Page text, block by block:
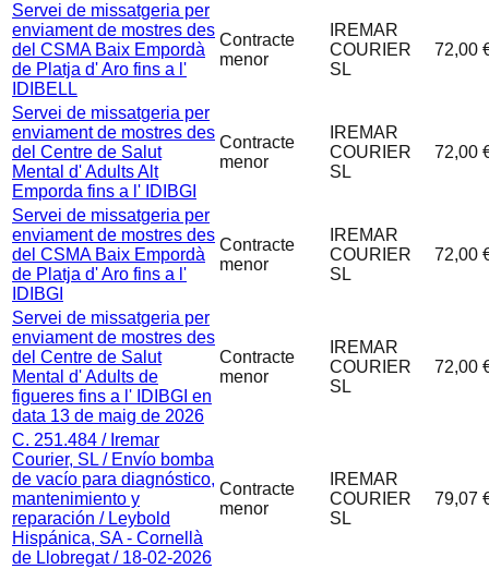
Servei de missatgeria per
enviament de mostres des
del CSMA Baix Empordà
de Platja d' Aro fins a l'
IDIBELL
Contracte
menor
IREMAR
COURIER
SL
72,00
Servei de missatgeria per
enviament de mostres des
del Centre de Salut
Mental d' Adults Alt
Emporda fins a l' IDIBGI
Contracte
menor
IREMAR
COURIER
SL
72,00
Servei de missatgeria per
enviament de mostres des
del CSMA Baix Empordà
de Platja d' Aro fins a l'
IDIBGI
Contracte
menor
IREMAR
COURIER
SL
72,00
Servei de missatgeria per
enviament de mostres des
del Centre de Salut
Mental d' Adults de
figueres fins a l' IDIBGI en
data 13 de maig de 2026
Contracte
menor
IREMAR
COURIER
SL
72,00
C. 251.484 / Iremar
Courier, SL / Envío bomba
de vacío para diagnóstico,
mantenimiento y
reparación / Leybold
Hispánica, SA - Cornellà
de Llobregat / 18-02-2026
Contracte
menor
IREMAR
COURIER
SL
79,07